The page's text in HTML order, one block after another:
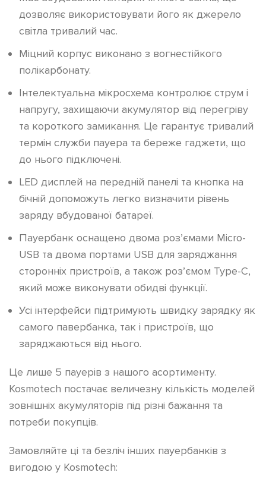
дозволяє використовувати його як джерело
світла тривалий час.
Міцний корпус виконано з вогнестійкого
полікарбонату.
Інтелектуальна мікросхема контролює струм і
напругу, захищаючи акумулятор від перегріву
та короткого замикання. Це гарантує тривалий
термін служби пауера та береже гаджети, що
до нього підключені.
LED дисплей на передній панелі та кнопка на
бічній допоможуть легко визначити рівень
заряду вбудованої батареї.
Пауербанк оснащено двома роз’ємами Micro-
USB та двома портами USB для заряджання
сторонніх пристроїв, а також роз’ємом Type-C,
який може виконувати обидві функції.
Усі інтерфейси підтримують швидку зарядку як
самого павербанка, так і пристроїв, що
заряджаються від нього.
Це лише 5 пауерів з нашого асортименту.
Kosmotech постачає величезну кількість моделей
зовнішніх акумуляторів під різні бажання та
потреби покупців.
Замовляйте ці та безліч інших пауербанків з
вигодою у Kosmotech: